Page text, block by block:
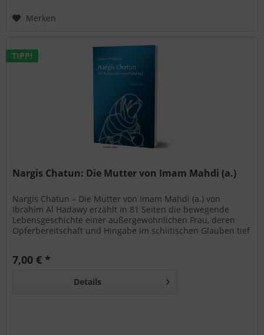
Merken
TIPP!
Nargis Chatun: Die Mutter von Imam Mahdi (a.)
Nargis Chatun – Die Mutter von Imam Mahdi (a.) von
Ibrahim Al Hadawy erzählt in 81 Seiten die bewegende
Lebensgeschichte einer außergewöhnlichen Frau, deren
Opferbereitschaft und Hingabe im schiitischen Glauben tief
7,00 € *
Details